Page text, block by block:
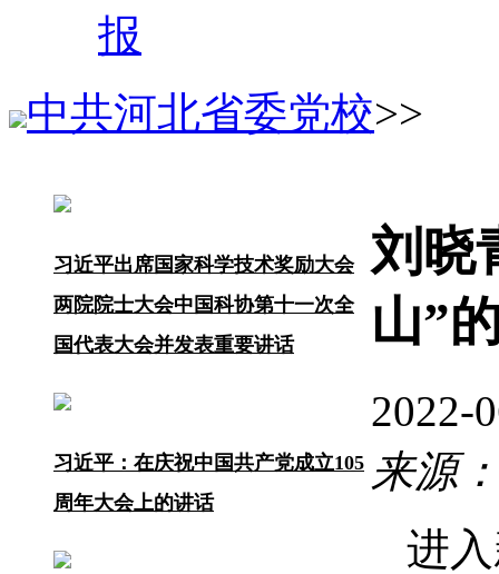
报
中共河北省委党校>>
习近平出席国家科学技术奖励大会
两院院士大会中国科协第十一次全
国代表大会并发表重要讲话
习近平：在庆祝中国共产党成立105
周年大会上的讲话
刘晓
山”
2022-
来源
进